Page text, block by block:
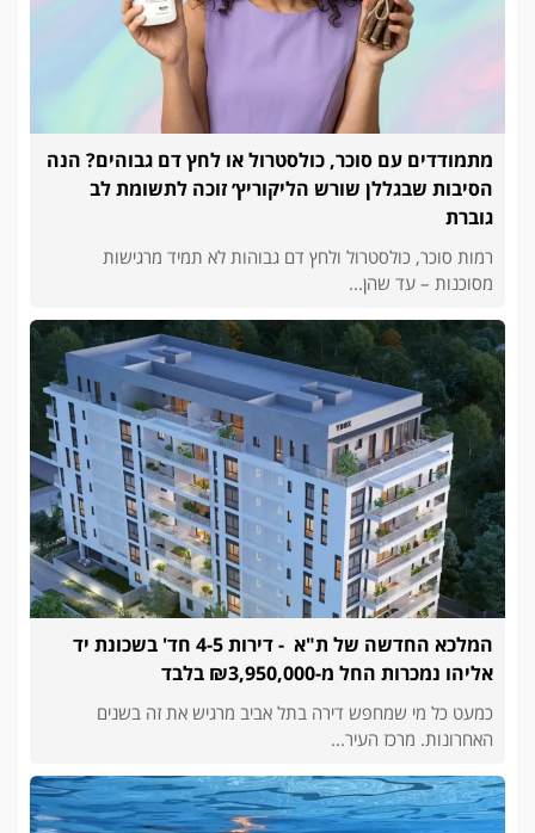
מתמודדים עם סוכר, כולסטרול או לחץ דם גבוהים? הנה
הסיבות שבגללן שורש הליקוריץ׳ זוכה לתשומת לב
גוברת
רמות סוכר, כולסטרול ולחץ דם גבוהות לא תמיד מרגישות
מסוכנות – עד שהן...
המלכא החדשה של ת"א - דירות 4-5 חד' בשכונת יד
אליהו נמכרות החל מ-₪3,950,000 בלבד
כמעט כל מי שמחפש דירה בתל אביב מרגיש את זה בשנים
האחרונות. מרכז העיר...